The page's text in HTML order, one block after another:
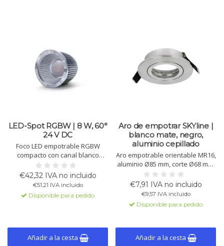
LED-Spot RGBW | 8 W, 60°
24 V DC
Foco LED empotrable RGBW
compacto con canal blanco
cálido, CRI > 90 y luz uniforme. 8
W, 60°, funciona a 24 V DC CV con
controlador PWM. Ideal para
ambiente y acentos.
€42,32 IVA no incluido
€51,21 IVA incluido
Disponible para pedido
Añadir a la cesta
Aro de empotrar SKYline |
blanco mate, negro,
aluminio cepillado
Aro empotrable orientable MR16,
aluminio Ø85 mm, corte Ø68 mm,
inclinable 50°, instalación
sencilla. Disponible en blanco
mate, negro y aluminio cepillado.
€7,91 IVA no incluido
€9,57 IVA incluido
Disponible para pedido
Añadir a la cesta